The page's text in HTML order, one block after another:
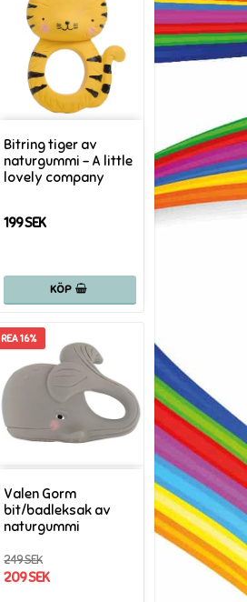
Bitring tiger av
naturgummi - A little
lovely company
199 SEK
KÖP
REA 16%
Valen Gorm
bit/badleksak av
naturgummi
249 SEK
209 SEK